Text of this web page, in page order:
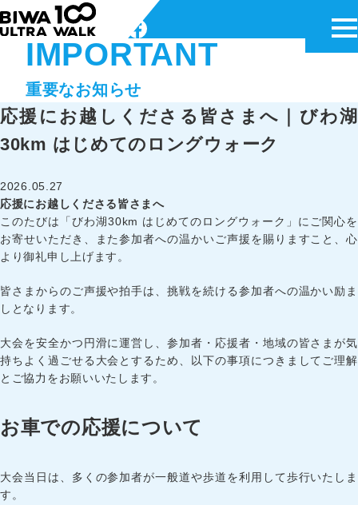
メ
新着情報
42km部門
ボランティア募集
エントリーはこちら
重要なお知らせ
IMPORTANT
応援にお越しくださる皆さまへ｜びわ湖
30km はじめてのロングウォーク
2026.05.27
応援にお越しくださる皆さまへ
このたびは「びわ湖30km はじめてのロングウォーク」にご関心を
お寄せいただき、また参加者への温かいご声援を賜りますこと、心
より御礼申し上げます。
皆さまからのご声援や拍手は、挑戦を続ける参加者への温かい励ま
しとなります。
大会を安全かつ円滑に運営し、参加者・応援者・地域の皆さまが気
持ちよく過ごせる大会とするため、以下の事項につきましてご理解
とご協力をお願いいたします。
お車での応援について
大会当日は、多くの参加者が一般道や歩道を利用して歩行いたしま
す。